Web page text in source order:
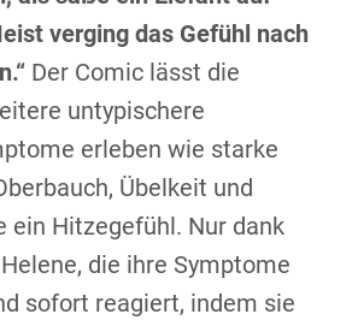
verging das Gefühl nach
Der Comic lässt die
untypischere
erleben wie starke
Übelkeit und
ein Hitzegefühl. Nur dank
die ihre Symptome
sofort reagiert, indem sie